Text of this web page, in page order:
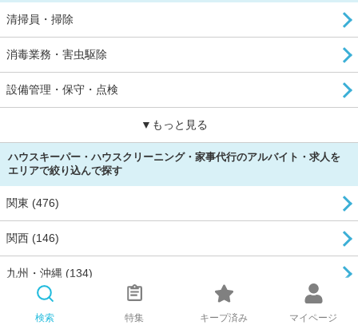
清掃員・掃除
消毒業務・害虫駆除
設備管理・保守・点検
▼もっと見る
ハウスキーパー・ハウスクリーニング・家事代行のアルバイト・求人を
エリアで絞り込んで探す
関東 (476)
関西 (146)
九州・沖縄 (134)
検索 特集 キープ済み マイページ